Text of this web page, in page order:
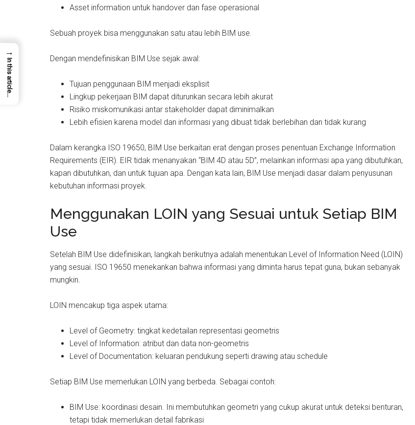
Asset information untuk handover dan fase operasional
Sebuah proyek bisa menggunakan satu atau lebih BIM use.
Dengan mendefinisikan BIM Use sejak awal:
Tujuan penggunaan BIM menjadi eksplisit
Lingkup pekerjaan BIM dapat diturunkan secara lebih akurat
Risiko miskomunikasi antar stakeholder dapat diminimalkan
Lebih efisien karena model dan informasi yang dibuat tidak berlebihan dan tidak kurang
Dalam kerangka ISO 19650, BIM Use berkaitan erat dengan proses penentuan Exchange Information
Requirements (EIR). EIR tidak menanyakan “BIM 4D atau 5D”, melainkan informasi apa yang dibutuhkan,
kapan dibutuhkan, dan untuk tujuan apa. Dengan kata lain, BIM Use menjadi dasar dalam penyusunan
kebutuhan informasi proyek.
Menggunakan LOIN yang Sesuai untuk Setiap BIM
Use
Setelah BIM Use didefinisikan, langkah berikutnya adalah menentukan Level of Information Need (LOIN)
yang sesuai. ISO 19650 menekankan bahwa informasi yang diminta harus tepat guna, bukan sebanyak
mungkin.
LOIN mencakup tiga aspek utama:
Level of Geometry: tingkat kedetailan representasi geometris
Level of Information: atribut dan data non-geometris
Level of Documentation: keluaran pendukung seperti drawing atau schedule
Setiap BIM Use memerlukan LOIN yang berbeda. Sebagai contoh:
BIM Use: koordinasi desain. Ini membutuhkan geometri yang cukup akurat untuk deteksi benturan,
tetapi tidak memerlukan detail fabrikasi
→
In this article...